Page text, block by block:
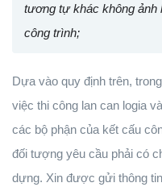
tương tự khác không
công trình;
Dựa vào quy định trên,
việc thi công lan can logia
các bộ phận của kết cấu
đối tượng yêu cầu phải có
dựng. Xin được gửi thông